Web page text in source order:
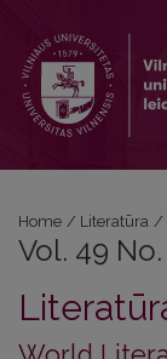
Home / Literatūra /
Vol. 49